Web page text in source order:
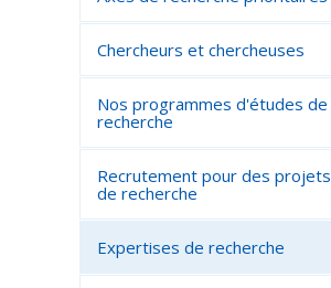
Chercheurs et chercheuses
Nos programmes d'études de
recherche
Recrutement pour des projets
de recherche
Expertises de recherche